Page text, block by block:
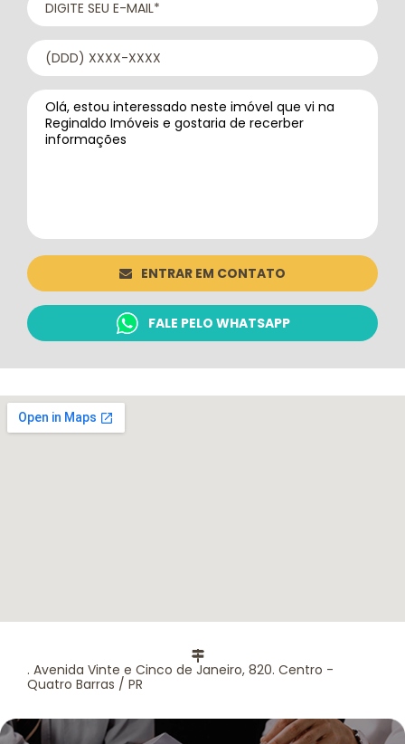
ENTRAR EM CONTATO
FALE PELO WHATSAPP
. Avenida Vinte e Cinco de Janeiro, 820. Centro -
Quatro Barras / PR